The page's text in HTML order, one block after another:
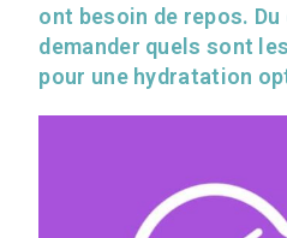
ont besoin de repos.
demander quels sont
pour une hydratation